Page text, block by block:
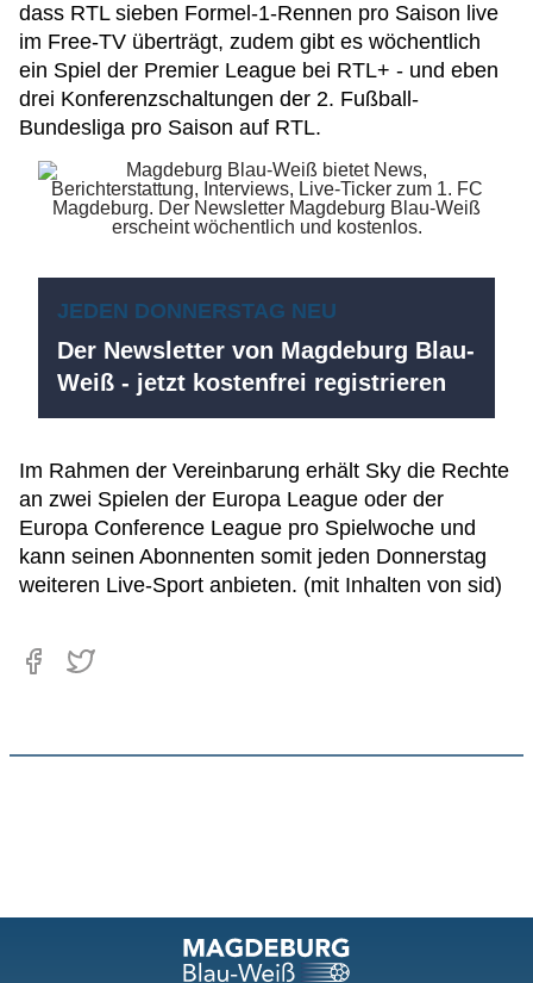
dass RTL sieben Formel-1-Rennen pro Saison live
im Free-TV überträgt, zudem gibt es wöchentlich
ein Spiel der Premier League bei RTL+ - und eben
drei Konferenzschaltungen der 2. Fußball-
Bundesliga pro Saison auf RTL.
JEDEN DONNERSTAG NEU
Der Newsletter von Magdeburg Blau-
Weiß - jetzt kostenfrei registrieren
Im Rahmen der Vereinbarung erhält Sky die Rechte
an zwei Spielen der Europa League oder der
Europa Conference League pro Spielwoche und
kann seinen Abonnenten somit jeden Donnerstag
weiteren Live-Sport anbieten. (mit Inhalten von sid)